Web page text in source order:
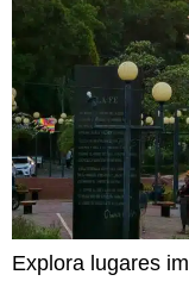
Explora lugares